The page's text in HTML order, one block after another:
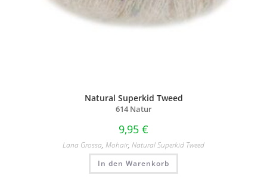
Natural Superkid Tweed
614 Natur
9,95 €
Lana Grossa, Mohair, Natural Superkid Tweed
In den Warenkorb